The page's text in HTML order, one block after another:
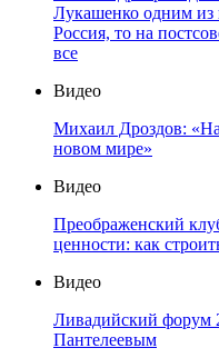
Лукашенко одним из
Россия, то на
все
Видео
Михаил Дроздов:
новом мире»
Видео
Преображенский
ценности: как
Видео
Ливадийский форум
Пантелеевым